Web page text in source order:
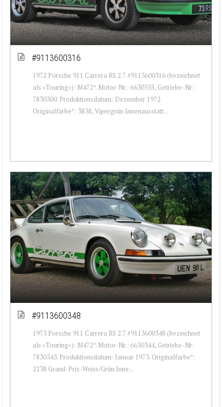
#9113600316
1972 Porsche 911 Carrera RS 2.7 #9113600316 (bezeichnet
als «Touring»): M472*. Motor-Nr.: 6630335, Getriebe-Nr:
7830300. Produktionsdatum: Dezember 1972.
Originalfarbe*: 3838, Vipergrün Innenausstatt...
#9113600348
1973 Porsche 911 Carrera RS 2.7 #9113600348 (bezeichnet
als «Touring»): M472*. Motor-Nr.: 6630344, Getriebe-Nr:
7830343. Produktionsdatum: Januar 1973. Originalfarbe*:
2238 Grand-Prix-Weiss/Grün Inne...